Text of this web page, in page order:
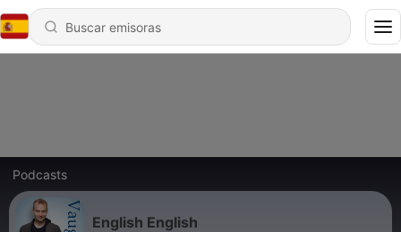
Podcasts
English English